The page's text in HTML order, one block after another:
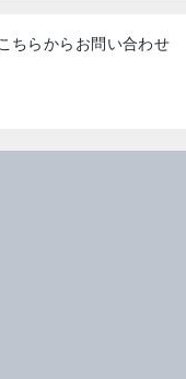
ちらからお問い合わせ